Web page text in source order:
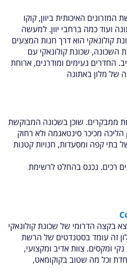
האיכותית ביוון, קוקו
באתונה ועוד כמה ברחבי יוון. למעשה
קולונאקי הוא דרך חנות המצעים
השכונה, שכונת קולונאקי עם
החדרים נעימים ומודרנים, ארוחת
של מלון באתונה
ממבקרים. שוכן בשכונה המבוקשת
מכיכר סינטאגמה ולא רחוק
בתי קפה ומסעדות, חנויות קטנות
רכים. נכנס בהחלט לרשימת
בקצה הדרומי של שכונת קולונאקי
זה עומד בסטנדטים של הרשת
ומקסים. צוות אדיב ומקצועי,
וכל מה שטוב בקוקומאט,